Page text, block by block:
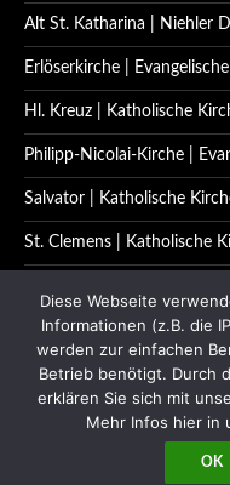
Alt St. Katharina | Niehler
Erlöserkirche |
Hl. Kreuz | Katholische
Philipp-Nicolai-Kirche |
Salvator | Katholische
St. Clemens | Katholische
St. Quirinus | Katholische
Impressum |
Diese Webseite
Informationen (z.B. die
werden zur einfachen
Betrieb benötigt. Durch
erklären Sie sich mit
Mehr Infos hier in
OK